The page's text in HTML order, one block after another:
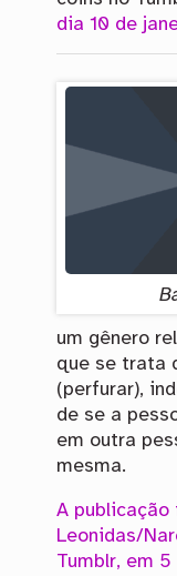
dia 10 de
um gênero
que se trata
(perfurar),
de se a
em outra
mesma.
A
Leonidas/
Tumblr, em